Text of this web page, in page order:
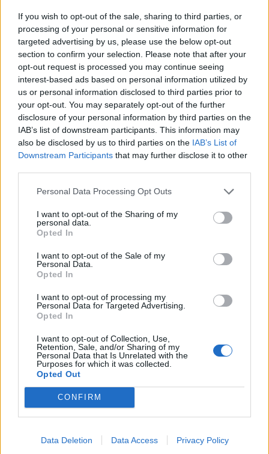
If you wish to opt-out of the sale, sharing to third parties, or
processing of your personal or sensitive information for
targeted advertising by us, please use the below opt-out
section to confirm your selection. Please note that after your
opt-out request is processed you may continue seeing
interest-based ads based on personal information utilized by
us or personal information disclosed to third parties prior to
your opt-out. You may separately opt-out of the further
disclosure of your personal information by third parties on the
IAB’s list of downstream participants. This information may
also be disclosed by us to third parties on the IAB’s List of
Downstream Participants that may further disclose it to other
Personal Data Processing Opt Outs
I want to opt-out of the Sharing of my
personal data.
Opted In
I want to opt-out of the Sale of my
Personal Data.
Opted In
I want to opt-out of processing my
Personal Data for Targeted Advertising.
Opted In
I want to opt-out of Collection, Use,
Retention, Sale, and/or Sharing of my
Personal Data that Is Unrelated with the
Purposes for which it was collected.
Opted Out
CONFIRM
Data Deletion Data Access Privacy Policy
Repères visuels
Afficher la carte